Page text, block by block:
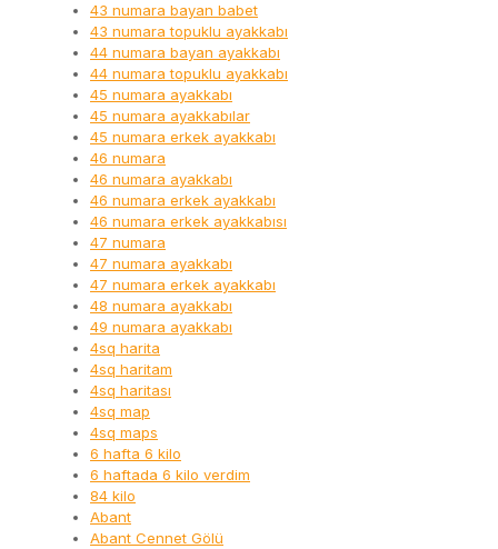
43 numara bayan babet
43 numara topuklu ayakkabı
44 numara bayan ayakkabı
44 numara topuklu ayakkabı
45 numara ayakkabı
45 numara ayakkabılar
45 numara erkek ayakkabı
46 numara
46 numara ayakkabı
46 numara erkek ayakkabı
46 numara erkek ayakkabısı
47 numara
47 numara ayakkabı
47 numara erkek ayakkabı
48 numara ayakkabı
49 numara ayakkabı
4sq harita
4sq haritam
4sq haritası
4sq map
4sq maps
6 hafta 6 kilo
6 haftada 6 kilo verdim
84 kilo
Abant
Abant Cennet Gölü